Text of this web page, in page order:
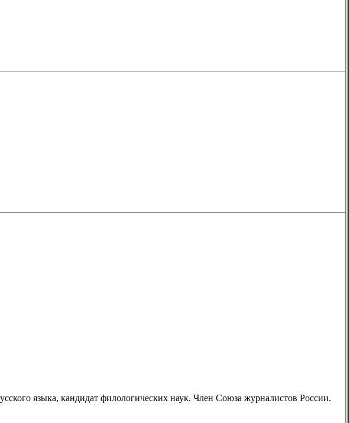
языка, кандидат филологических наук. Член Союза журналистов России.